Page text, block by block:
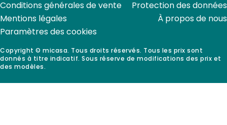
Copyright © micasa. Tous droits réservés. Tous les prix sont
donnés à titre indicatif. Sous réserve de modifications des prix et
des modèles.
Conditions générales de vente
Protection des données
Mentions légales
À propos de nous
Paramètres des cookies